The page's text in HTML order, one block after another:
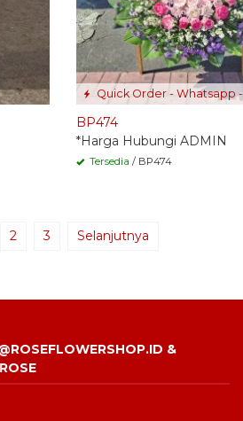
Quick Order - Whatsapp -
BP474
*Harga Hubungi ADMIN
Tersedia / BP474
2 3 Selanjutnya
&